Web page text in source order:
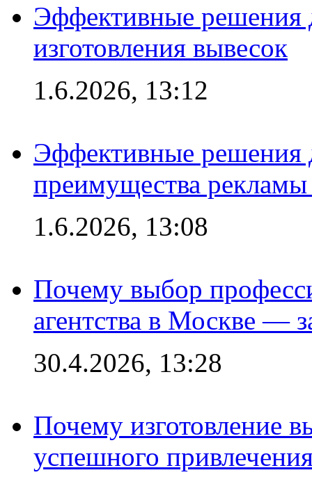
Эффективные решения
изготовления вывесок
1.6.2026, 13:12
Эффективные решения
преимущества рекламы
1.6.2026, 13:08
Почему выбор
агентства в Москве —
30.4.2026, 13:28
Почему изготовление
успешного